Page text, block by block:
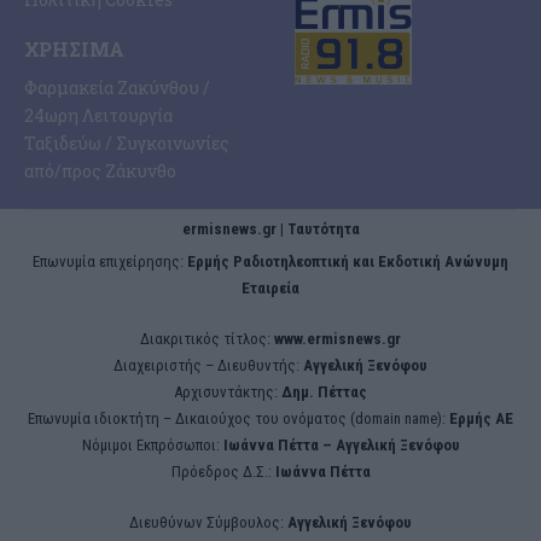
ΧΡΉΣΙΜΑ
Φαρμακεία Ζακύνθου /
24ωρη Λειτουργία
Ταξιδεύω / Συγκοινωνίες
από/προς Ζάκυνθο
ermisnews.gr | Ταυτότητα
Eπωνυμία επιχείρησης: Ερμής Ραδιοτηλεοπτική και Εκδοτική Ανώνυμη
Εταιρεία
Διακριτικός τίτλος: www.ermisnews.gr
Διαχειριστής – Διευθυντής: Αγγελική Ξενόφου
Αρχισυντάκτης: Δημ. Πέττας
Επωνυμία ιδιοκτήτη – Δικαιούχος του ονόματος (domain name): Ερμής ΑΕ
Νόμιμοι Εκπρόσωποι: Iωάννα Πέττα – Αγγελική Ξενόφου
Πρόεδρος Δ.Σ.: Iωάννα Πέττα
Διευθύνων Σύμβουλος: Αγγελική Ξενόφου